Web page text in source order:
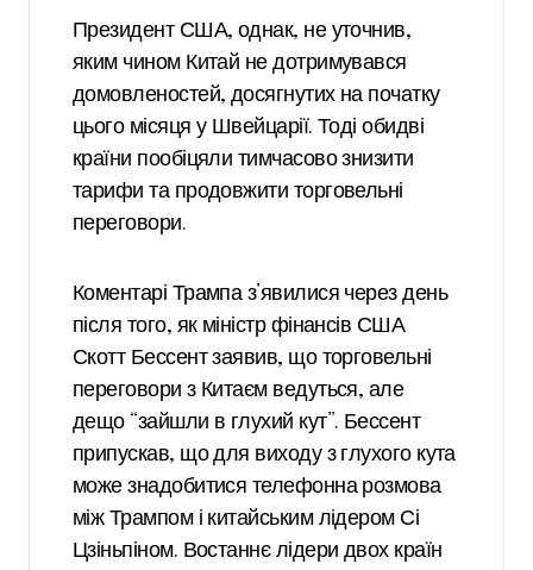
Президент США, однак, не уточнив,
яким чином Китай не дотримувався
домовленостей, досягнутих на початку
цього місяця у Швейцарії. Тоді обидві
країни пообіцяли тимчасово знизити
тарифи та продовжити торговельні
переговори.
Коментарі Трампа з’явилися через день
після того, як міністр фінансів США
Скотт Бессент заявив, що торговельні
переговори з Китаєм ведуться, але
дещо “зайшли в глухий кут”. Бессент
припускав, що для виходу з глухого кута
може знадобитися телефонна розмова
між Трампом і китайським лідером Сі
Цзіньпіном. Востаннє лідери двох країн